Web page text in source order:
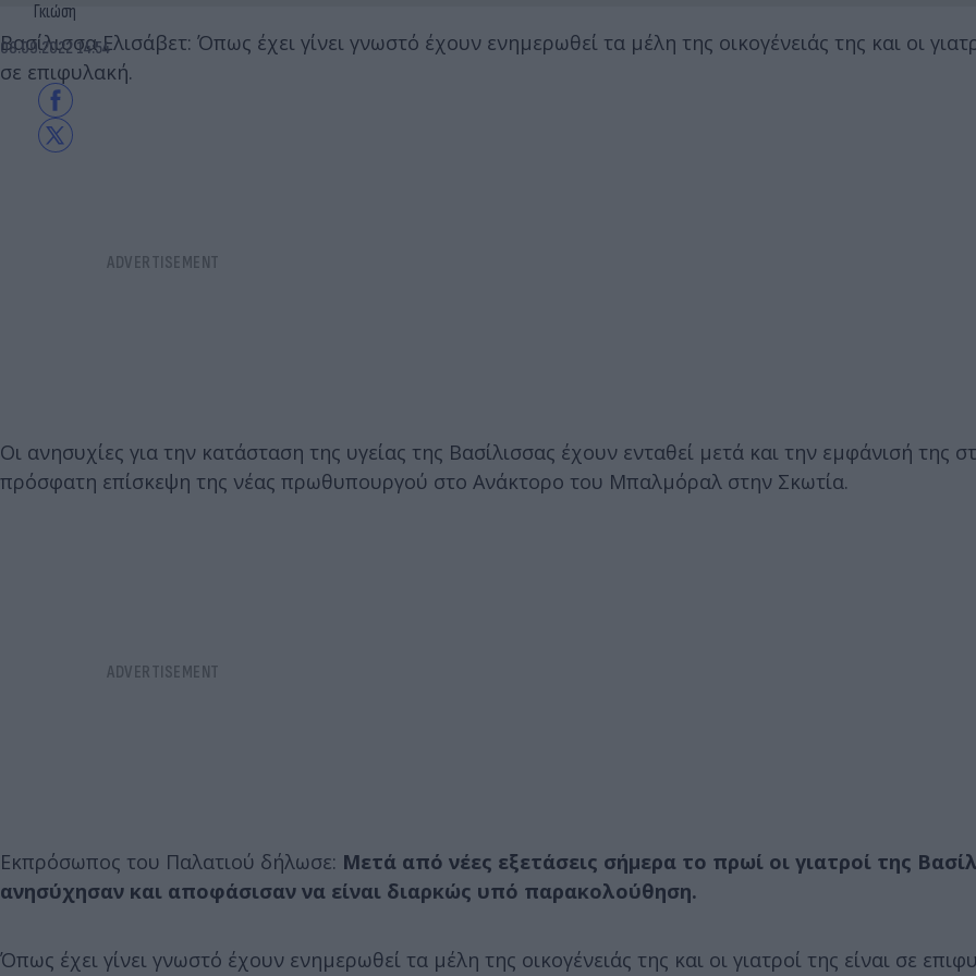
Γκιώση
08.09.2022 14:54
Βασίλισσα Ελισάβετ: Όπως έχει γίνει γνωστό έχουν ενημερωθεί τα μέλη της οικογένειάς της και οι
σε επιφυλακή.
Οι ανησυχίες για την κατάσταση της υγείας της Βασίλισσας έχουν ενταθεί μετά και την εμφάνισή της
πρόσφατη επίσκεψη της νέας πρωθυπουργού στο Ανάκτορο του Μπαλμόραλ στην Σκωτία.
Εκπρόσωπος του Παλατιού δήλωσε: Μετά από νέες εξετάσεις σήμερα το πρωί οι γιατροί της
ανησύχησαν και αποφάσισαν να είναι διαρκώς υπό παρακολούθηση.
Όπως έχει γίνει γνωστό έχουν ενημερωθεί τα μέλη της οικογένειάς της και οι γιατροί της είναι σε